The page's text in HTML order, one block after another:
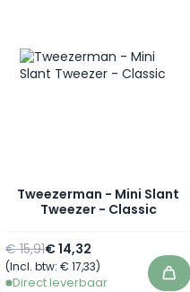
Tweezerman - Mini Slant
Tweezer - Classic
Speciale prijs
€ 14,32
Normale prijs
€ 15,91
(Incl. btw: € 17,33)
Direct leverbaar In